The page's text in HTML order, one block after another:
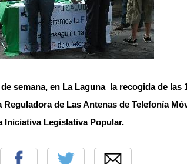
semana, en La Laguna
la recogida de las
de Las Antenas de Telefonía
Iniciativa Legislativa Popular.